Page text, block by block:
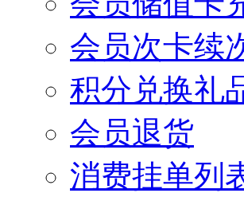
会员次卡续
积分兑换礼
会员退货
消费挂单列